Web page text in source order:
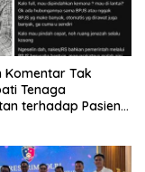
Komentar Tak
Tenaga
terhadap Pasien